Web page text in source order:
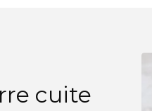
cuite